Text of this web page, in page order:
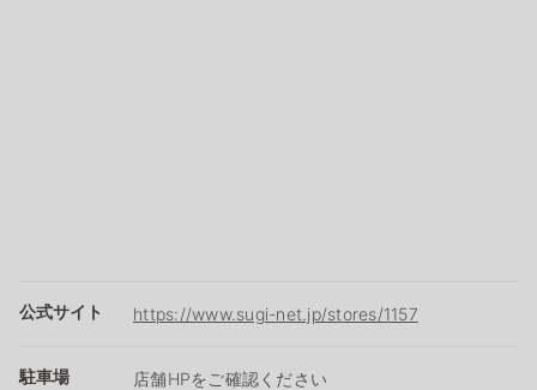
公式サイト https://www.sugi-net.jp/stores/1157
駐車場 店舗HPをご確認ください